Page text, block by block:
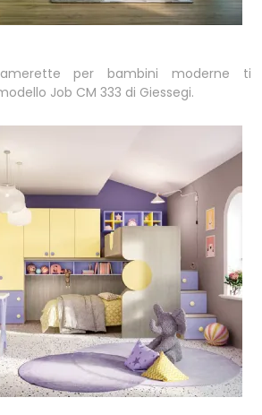
per bambini moderne ti
Job CM 333 di Giessegi.